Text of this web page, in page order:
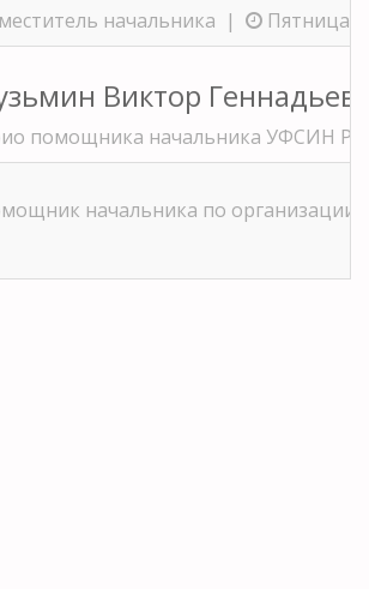
начальника | Пятница
Виктор
помощника начальника УФСИН
начальника по